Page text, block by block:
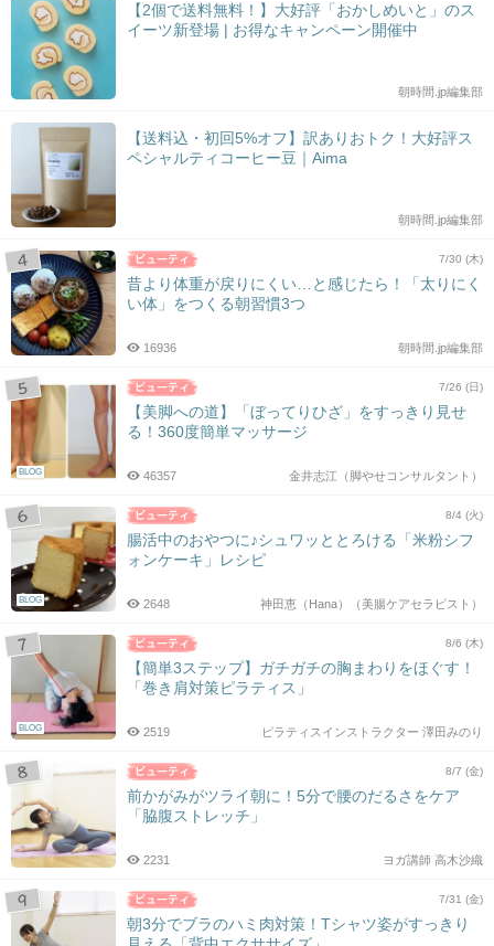
【2個で送料無料！】大好評「おかしめいと」のス
イーツ新登場 | お得なキャンペーン開催中
朝時間.jp編集部
【送料込・初回5%オフ】訳ありおトク！大好評ス
ペシャルティコーヒー豆｜Aima
朝時間.jp編集部
7/30 (木)
昔より体重が戻りにくい…と感じたら！「太りにく
い体」をつくる朝習慣3つ
朝時間.jp編集部
16936
BLOG
7/26 (日)
【美脚への道】「ぼってりひざ」をすっきり見せ
る！360度簡単マッサージ
金井志江（脚やせコンサルタント）
46357
BLOG
8/4 (火)
腸活中のおやつに♪シュワッととろける「米粉シフ
ォンケーキ」レシピ
神田恵（Hana）（美腸ケアセラピスト）
2648
BLOG
8/6 (木)
【簡単3ステップ】ガチガチの胸まわりをほぐす！
「巻き肩対策ピラティス」
ピラティスインストラクター 澤田みのり
2519
8/7 (金)
前かがみがツライ朝に！5分で腰のだるさをケア
「脇腹ストレッチ」
ヨガ講師 高木沙織
2231
7/31 (金)
朝3分でブラのハミ肉対策！Tシャツ姿がすっきり